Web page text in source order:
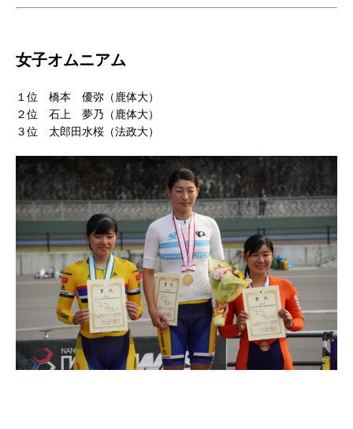
女子オムニアム
１位 橋本 優弥（鹿体大）
２位 石上 夢乃（鹿体大）
３位 太郎田水桜（法政大）